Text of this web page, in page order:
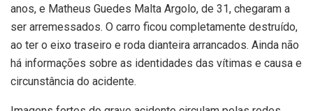
anos, e Matheus Guedes Malta Argolo, de 31, chegaram a
ser arremessados. O carro ficou completamente destruído,
ao ter o eixo traseiro e roda dianteira arrancados. Ainda não
há informações sobre as identidades das vítimas e causa e
circunstância do acidente.